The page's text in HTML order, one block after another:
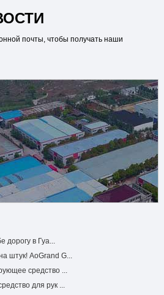
почты, чтобы получать наши
дорогу в Гуа...
штук! AoGrand G...
средство ...
для рук ...